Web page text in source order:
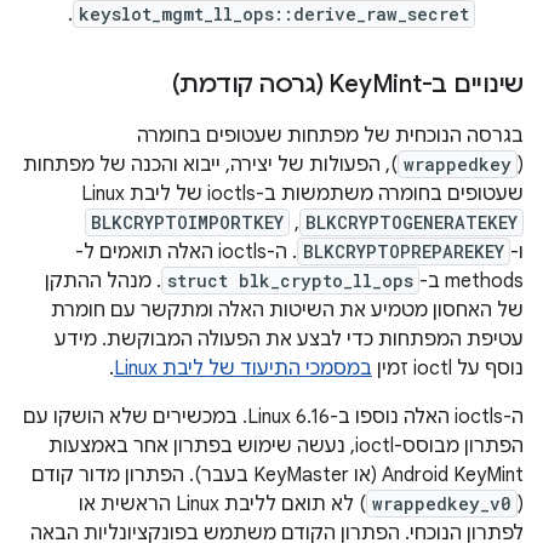
keyslot_mgmt_ll_ops::derive_raw_secret
.
שינויים ב-KeyMint (גרסה קודמת)
בגרסה הנוכחית של מפתחות שעטופים בחומרה
(
wrappedkey ), הפעולות של יצירה, ייבוא והכנה של מפתחות
שעטופים בחומרה משתמשות ב-ioctls של ליבת Linux‏
BLKCRYPTOGENERATEKEY
,‏
BLKCRYPTOIMPORTKEY
ו- BLKCRYPTOPREPAREKEY
. ה-ioctls האלה תואמים ל-
methods ב-
struct blk_crypto_ll_ops . מנהל ההתקן
של האחסון מטמיע את השיטות האלה ומתקשר עם חומרת
עטיפת המפתחות כדי לבצע את הפעולה המבוקשת. מידע
נוסף על ioctl זמין
במסמכי התיעוד של ליבת Linux
.
ה-ioctls האלה נוספו ב-Linux 6.16. במכשירים שלא הושקו עם
הפתרון מבוסס-ioctl, נעשה שימוש בפתרון אחר באמצעות
Android KeyMint (או KeyMaster בעבר). הפתרון מדור קודם
(
wrappedkey_v0
) לא תואם לליבת Linux הראשית או
לפתרון הנוכחי. הפתרון הקודם משתמש בפונקציונליות הבאה